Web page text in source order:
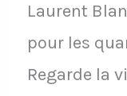
Laurent
pour les
Regarde la